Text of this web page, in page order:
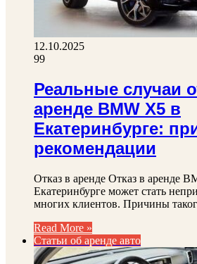
12.10.2025
99
Реальные случаи
аренде BMW X5 в
Екатеринбурге:
рекомендации
Отказ в аренде Отказ в аренде
Екатеринбурге может стать
многих клиентов. Причины
Read More »
Статьи об аренде авто